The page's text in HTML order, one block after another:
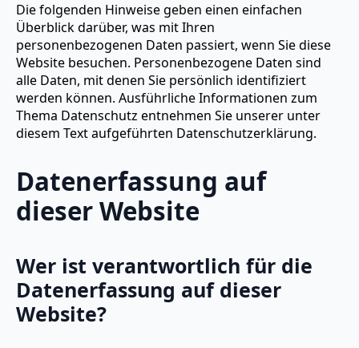
Die folgenden Hinweise geben einen einfachen
Überblick darüber, was mit Ihren
personenbezogenen Daten passiert, wenn Sie diese
Website besuchen. Personenbezogene Daten sind
alle Daten, mit denen Sie persönlich identifiziert
werden können. Ausführliche Informationen zum
Thema Datenschutz entnehmen Sie unserer unter
diesem Text aufgeführten Datenschutzerklärung.
Datenerfassung auf
dieser Website
Wer ist verantwortlich für die
Datenerfassung auf dieser
Website?